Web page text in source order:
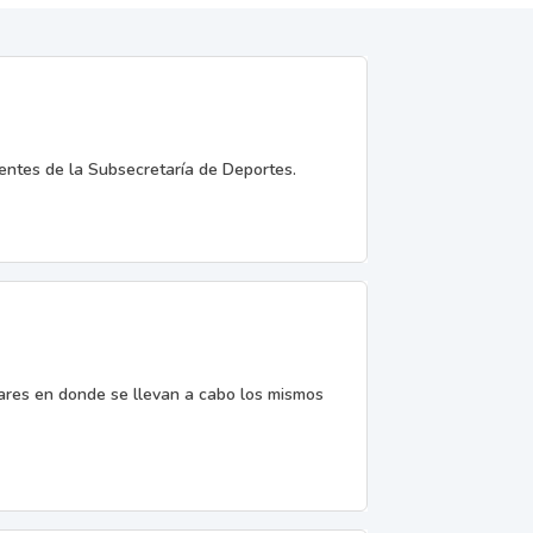
de la Subsecretaría de Deportes.
en donde se llevan a cabo los mismos